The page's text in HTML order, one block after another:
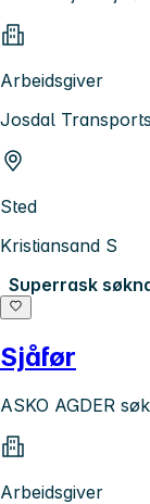
Arbeidsgiver
Josdal
Sted
Kristiansand S
Superrask
Sjåfør
ASKO AGDER
Arbeidsgiver